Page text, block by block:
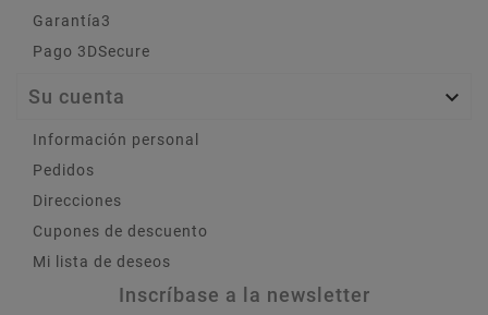
Garantía3
Pago 3DSecure
Su cuenta 
Información personal
Pedidos
Direcciones
Cupones de descuento
Mi lista de deseos
Inscríbase a la newsletter